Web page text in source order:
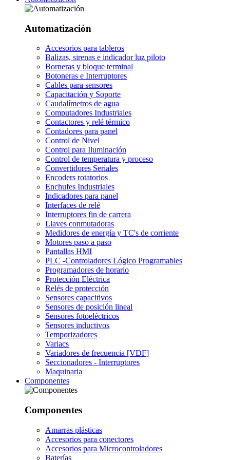
Automatización
Accesorios para tableros
Balizas, sirenas e indicador luz piloto
Borneras y bloque terminal
Botoneras e Interruptores
Cables para sensores
Capacitación y Soporte
Caudalímetros de agua
Computadores Industriales
Contactores y relé térmico
Contadores para panel
Control de Nivel
Control para Iluminación
Control de temperatura y proceso
Convertidores Seriales
Encoders rotatorios
Enchufes Industriales
Indicadores para panel
Interfaces de relé
Interruptores fin de carrera
Llaves conmutadoras
Medidores de energía y TC's de corriente
Motores paso a paso
Pantallas HMI
PLC -Controladores Lógico Programables
Programadores de horario
Protección Eléctrica
Relés de protección
Sensores capacitivos
Sensores de posición lineal
Sensores fotoeléctricos
Sensores inductivos
Temporizadores
Variacs
Variadores de frecuencia [VDF]
Seccionadores - Interruptores
Maquinaria
Componentes
Componentes
Amarras plásticas
Accesorios para conectores
Accesorios para Microcontroladores
Baterías